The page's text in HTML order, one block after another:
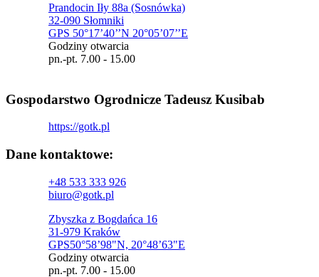
Prandocin Iły 88a (Sosnówka)
32-090 Słomniki
GPS 50°17’40’’N 20°05’07’’E
Godziny otwarcia
pn.-pt. 7.00 - 15.00
Gospodarstwo Ogrodnicze Tadeusz Kusibab
https://gotk.pl
Dane kontaktowe:
+48 533 333 926
biuro@gotk.pl
Zbyszka z Bogdańca 16
31-979 Kraków
GPS50°58’98"N, 20°48’63"E
Godziny otwarcia
pn.-pt. 7.00 - 15.00